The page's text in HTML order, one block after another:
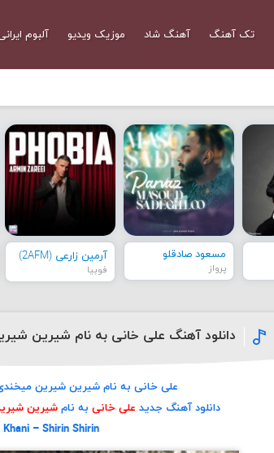
تک آهنگ آهنگ شاد موزیک ویدیو آلبوم
مسعود صادقلو
پرواز
آرمین زارعی (2AFM)
فوبیا
علی خانی به نام شیرین شیرین
دانلود آهنگ جدیدعلی خانیبه نام شیرین
Khani – Shirin Shirin